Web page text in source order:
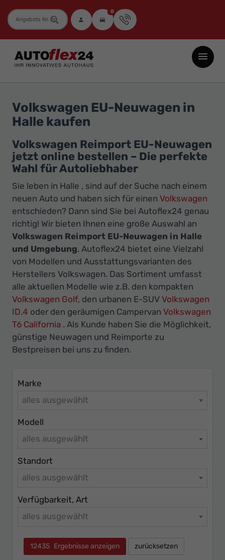
Fahrzeugnummer 0
Autoflex24
GmbH
Neuwagen
Jahreswagen
und
Gebrauchtwagen
zu
Top-
Preisen
-
Ihr
Innovatives
Autohaus
Volkswagen EU-Neuwagen in
Halle kaufen
Volkswagen Reimport EU-Neuwagen
jetzt online bestellen – Die perfekte
Wahl für Autoliebhaber
Sie leben in Halle , sind auf der Suche nach einem
neuen Auto und haben sich für einen Volkswagen
entschieden? Dann sind Sie bei Autoflex24 genau
richtig! Wir bieten Ihnen eine große Auswahl an
Volkswagen Reimport EU-Neuwagen in Halle
und Umgebung. Autoflex24 bietet eine Vielzahl
von Modellen und Ausstattungsvarianten des
Herstellers Volkswagen. Das Sortiment umfasst
alle aktuellen Modelle wie z.B. den kompakten
Volkswagen Golf, den urbanen E-SUV Volkswagen
ID.4 oder den geräumigen Campervan Volkswagen
T6 California . Als Kunde haben Sie die Möglichkeit,
günstige Neuwagen und Reimporte zu
Bestpreisen bei uns zu finden.
Marke
alles ausgewählt
Modell
alles ausgewählt
Standort
alles ausgewählt
Verfügbarkeit, Art
alles ausgewählt
12435 Ergebnisse anzeigen zurücksetzen